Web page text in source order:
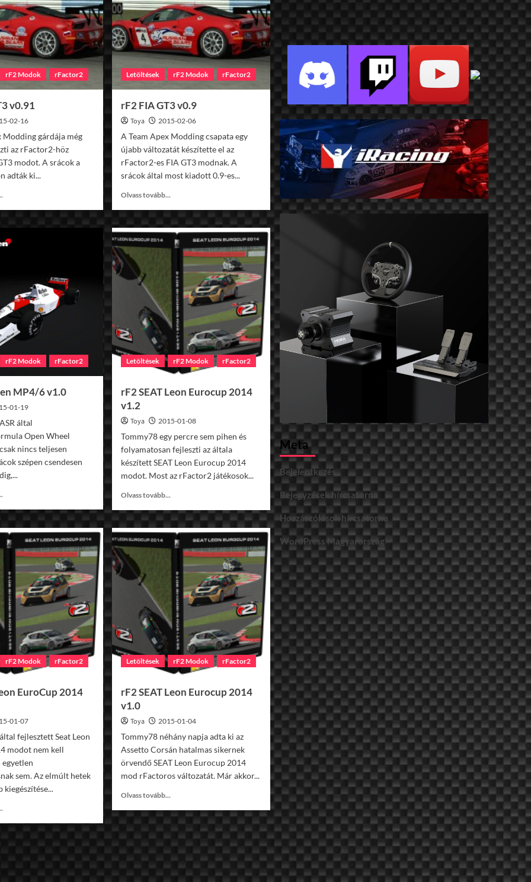
rF2 Modok rFactor2
v0.91
02-16
Modding gárdája még
az rFactor2-höz
modot. A srácok a
adták ki...
rF2
FIA
GT3
Letöltések rF2 Modok rFactor2
rF2 FIA GT3 v0.9
Toya 2015-02-06
A Team Apex Modding csapata egy
újabb változatát készítette el az
rFactor2-es FIA GT3 modnak. A
srácok által most kiadott 0.9-es...
Olvass tovább...
rF2
FIA
GT3
rF2 Modok rFactor2
MP4/6 v1.0
01-19
által
Open Wheel
nincs teljesen
szépen csendesen
rF2
McLaren
MP4/6
Letöltések rF2 Modok rFactor2
rF2 SEAT Leon Eurocup 2014
v1.2
Toya 2015-01-08
Tommy78 egy percre sem pihen és
folyamatosan fejleszti az általa
készített SEAT Leon Eurocup 2014
modot. Most az rFactor2 játékosok...
Olvass tovább...
rF2
SEAT
Leon
2014
v1.2
rF2 Modok rFactor2
EuroCup 2014
01-07
fejlesztett Seat Leon
modot nem kell
sem. Az elmúlt hetek
kiegészítése...
Leon
EuroCup
Letöltések rF2 Modok rFactor2
rF2 SEAT Leon Eurocup 2014
v1.0
Toya 2015-01-04
Tommy78 néhány napja adta ki az
Assetto Corsán hatalmas sikernek
örvendő SEAT Leon Eurocup 2014
mod rFactoros változatát. Már akkor...
Olvass tovább...
about
SEAT
Eurocup
Meta
Bejelentkezés
Bejegyzések hírcsatorna
Hozzászólások hírcsatorna
WordPress Magyarország